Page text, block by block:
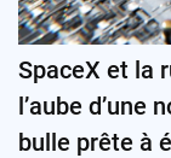
SpaceX et la
l’aube d’une
bulle prête à